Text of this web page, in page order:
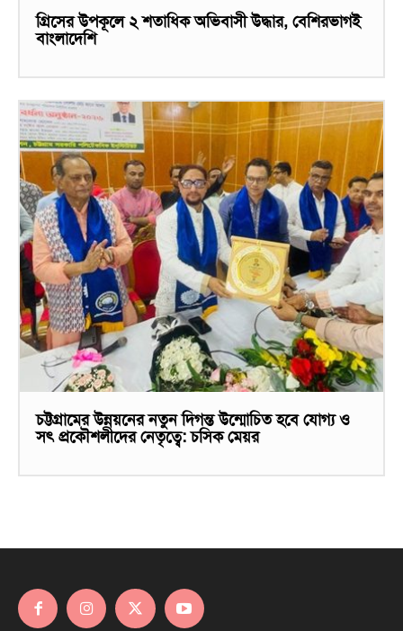
গ্রিসের উপকূলে ২ শতাধিক অভিবাসী উদ্ধার, বেশিরভাগই
বাংলাদেশি
চট্টগ্রামের উন্নয়নের নতুন দিগন্ত উন্মোচিত হবে যোগ্য ও
সৎ প্রকৌশলীদের নেতৃত্বে: চসিক মেয়র